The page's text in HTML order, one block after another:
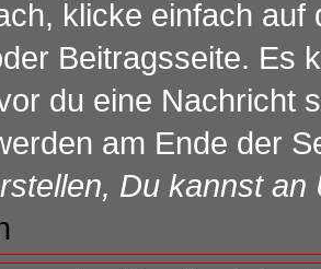
klicke einfach
Beitragsseite. Es
du eine Nachricht
am Ende der
Du kannst